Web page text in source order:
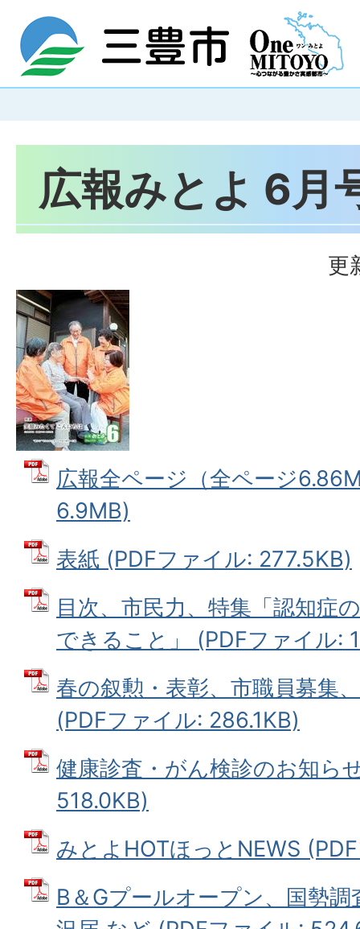
広報みとよ 6月
更
広報全ページ（全ページ
6.9MB)
表紙 (PDFファイル: 277.5KB)
目次、市民力、特集「認知症
できること」 (PDFファイル:
春の叙勲・表彰、市職員募集
(PDFファイル: 286.1KB)
健康診査・がん検診のお知ら
518.0KB)
みとよHOTほっとNEWS
B＆Gプールオープン、国勢